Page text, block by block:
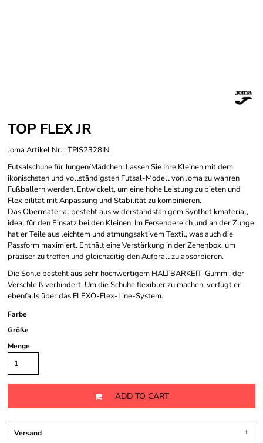
TOP FLEX JR
Joma Artikel Nr. : TPJS2328IN
Futsalschuhe für Jungen/Mädchen. Lassen Sie Ihre Kleinen mit dem
ikonischsten und vollständigsten Futsal-Modell von Joma zu wahren
Fußballern werden. Entwickelt, um eine hohe Leistung zu bieten und
Flexibilität mit Anpassung und Stabilität zu kombinieren.
Das Obermaterial besteht aus widerstandsfähigem Synthetikmaterial,
ideal für den Einsatz bei den Kleinen. Im Fersenbereich und an der Zunge
hat er Teile aus leichtem und atmungsaktivem Textil, was auch die
Passform maximiert. Enthält eine Verstärkung in der Zehenbox, um
präziser zu treffen und gleichzeitig den Aufprall zu absorbieren.
Die Sohle besteht aus sehr hochwertigem HALTBARKEIT-Gummi, der
Verschleiß verhindert. Um die Schuhe flexibler zu machen, verfügt er
ebenfalls über das FLEXO-Flex-Line-System.
Farbe
Größe
Menge
ADD TO CART
Versand